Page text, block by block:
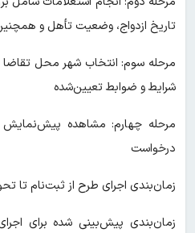
تاریخ ازدواج، وضعیت تأهل و
مرحله سوم: انتخاب شهر محل
شرایط و ضوابط تعیین‌شده
مرحله چهارم: مشاهده پیش‌نمایش
درخواست
زمان‌بندی اجرای طرح از ثبت‌نام تا
زمان‌بندی پیش‌بینی شده برای